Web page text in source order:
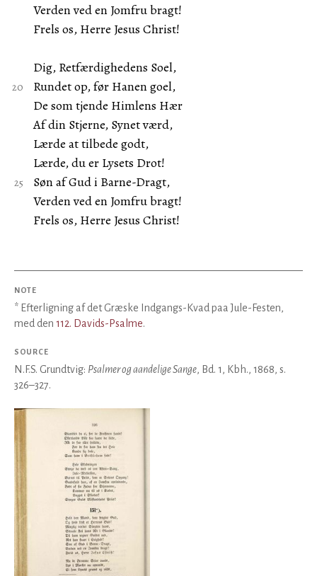
Verden ved en Jomfru bragt!
Frels os, Herre Jesus Christ!
Dig, Retfærdighedens Soel,
Rundet op, før Hanen goel,
De som tjende Himlens Hær
Af din Stjerne, Synet værd,
Lærde at tilbede godt,
Lærde, du er Lysets Drot!
Søn af Gud i Barne-Dragt,
Verden ved en Jomfru bragt!
Frels os, Herre Jesus Christ!
NOTE
* Efterligning af det Græske Indgangs-Kvad paa Jule-Festen,
med den 112. Davids-Psalme.
SOURCE
N.F.S. Grundtvig: Psalmer og aandelige Sange, Bd. 1, Kbh., 1868, s.
326–327.